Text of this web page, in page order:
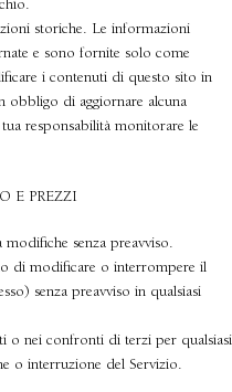
storiche. Le informazioni
e sono fornite solo come
i contenuti di questo sito in
obbligo di aggiornare alcuna
responsabilità monitorare le
E PREZZI
senza preavviso.
di modificare o interrompere il
senza preavviso in qualsiasi
o nei confronti di terzi per qualsiasi
o interruzione del Servizio.